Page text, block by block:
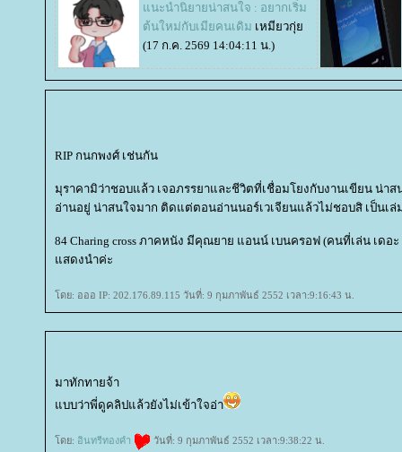
นะนำนิยายน่าสนใจ : อยากเริ่ม
ต้นใหม่กับเมียคนเดิม เหมียวกุ่
(17 ก.ค. 2569 14:04:11 น.)
RIP กนกพงศ์ เช่นกัน
มุราคามิว่าชอบแล้ว เจอภรรยาและชีวิตที่เชื่อมโยงกับงานเขียน น่า
อ่านอยู่ น่าสนใจมาก ติดแต่ตอนอ่านนอร์เวเจียนแล้วไม่ชอบสิ เป็นเ
84 Charing cross ภาคหนัง มีคุณยาย แอนน์ เบนครอฟ (คนที่เล่น เดอ
สดงนำค่ะ
ดย: อออ IP: 202.176.89.115 วันที่: 9 กุมภาพันธ์ 2552 เวลา:9:16:43 น.
มาทักทายจ้า
บบว่าพี่ดูคลิปแล้วยังไม่เข้าใจอ่า
ดย: อินทรีทองคำ วันที่: 9 กุมภาพันธ์ 2552 เวลา:9:38:22 น.